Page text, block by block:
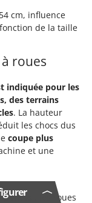
cm, influence
de la taille
roues
indiquée pour les
des terrains
. La hauteur
les chocs dus
coupe plus
et une
: les roues